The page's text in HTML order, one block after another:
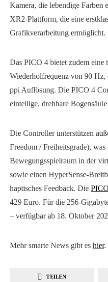
Kamera, die lebendige Farben
XR2-Plattform, die eine
Grafikverarbeitung ermöglicht.
Das PICO 4 bietet zudem
Wiederholfrequenz von 90
ppi Auflösung. Die PICO 4
einteilige, drehbare
Die Controller unterstützen
Freedom / Freiheitsgrade), was
Bewegungsspielraum in der
sowie einen HyperSense-
haptisches Feedback. Die
429 Euro. Für die 256-
– verfügbar ab 18. Oktober
Mehr smarte News gibt es hier.
TEILEN